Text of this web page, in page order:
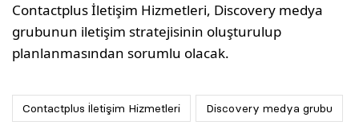
Contactplus İletişim Hizmetleri, Discovery medya
grubunun iletişim stratejisinin oluşturulup
planlanmasından sorumlu olacak.
Contactplus İletişim Hizmetleri Discovery medya grubu